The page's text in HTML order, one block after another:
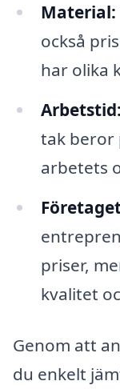
Material:
också
har olika
Arbetstid:
tak beror
arbetets
priser,
kvalitet
Genom att
du enkelt